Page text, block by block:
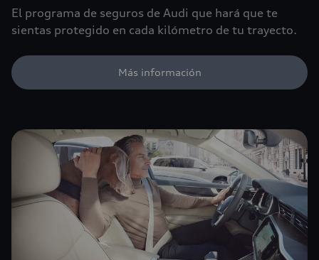
El programa de seguros de Audi que hará que te
sientas protegido en cada kilómetro de tu trayecto.
Más información